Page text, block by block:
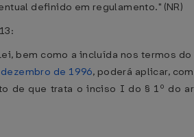
definido em regulamento." (NR)
bem como a incluída nos termos
de 1996, poderá aplicar,
de que trata o inciso I do § 1º do